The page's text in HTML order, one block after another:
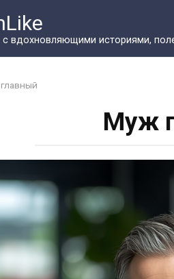
с вдохновляющими историями,
Муж